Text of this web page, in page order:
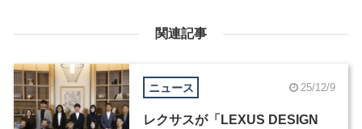
関連記事
ニュース 25/12/9
レクサスが「LEXUS DESIGN